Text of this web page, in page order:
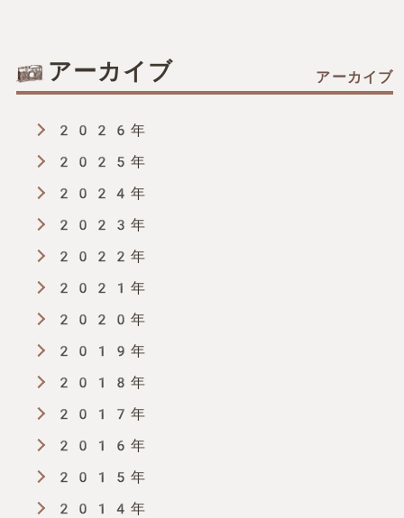
アーカイブ
2026年
2025年
2024年
2023年
2022年
2021年
2020年
2019年
2018年
2017年
2016年
2015年
2014年